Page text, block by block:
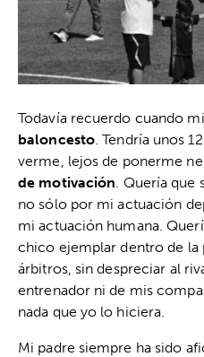
Todavía recuerdo cuando
baloncesto. Tendría unos
verme, lejos de ponerme
de motivación. Quería que
no sólo por mi actuación
mi actuación humana.
chico ejemplar dentro de la
árbitros, sin despreciar al
entrenador ni de mis
nada que yo lo hiciera.
Mi padre siempre ha sido